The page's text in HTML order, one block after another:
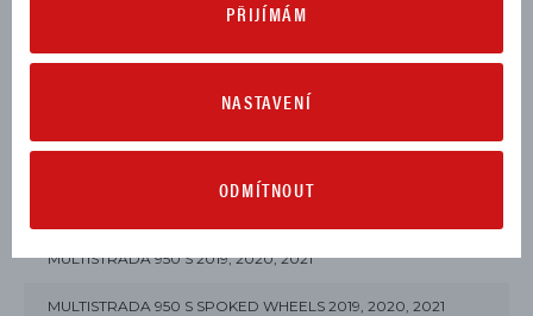
MONSTER MONSTER 2021, 2022, 2023, 2024, 2025
MONSTER MONSTER SP 2023, 2024, 2025
MONSTER MONSTER SP 30° ANNIVERSARIO 2024
MULTISTRADA 950 S 2019, 2020, 2021
MULTISTRADA 950 S SPOKED WHEELS 2019, 2020, 2021
PŘIJÍMÁM
NASTAVENÍ
ODMÍTNOUT